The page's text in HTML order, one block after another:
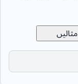
مثالیں